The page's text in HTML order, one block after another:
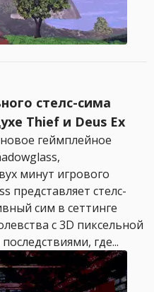
стелс-сима
Thief и Deus Ex
геймплейное
минут игрового
представляет стелс-
сим в сеттинге
с 3D пиксельной
где...